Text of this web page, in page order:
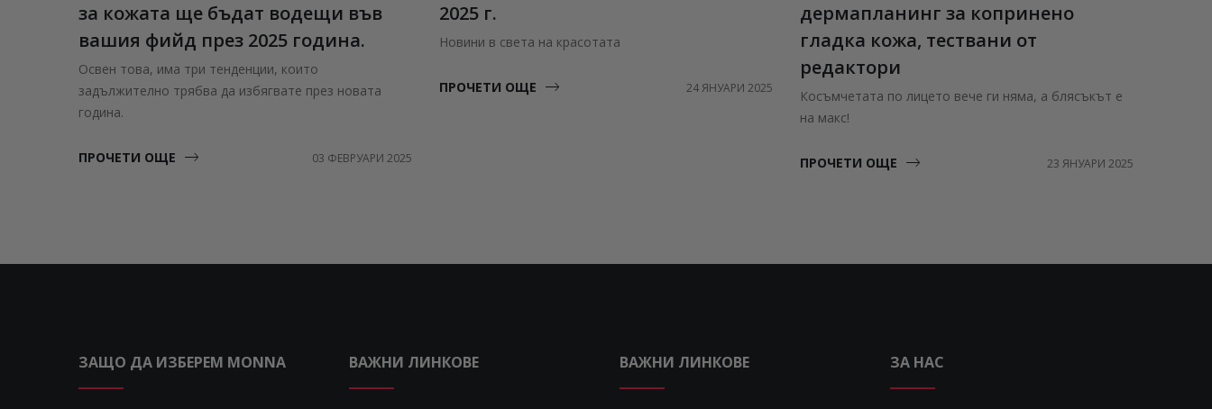
за кожата ще бъдат водещи във
вашия фийд през 2025 година.
Освен това, има три тенденции, които
задължително трябва да избягвате през новата
година.
ПРОЧЕТИ ОЩЕ 03 ФЕВРУАРИ 2025
2025 г.
Новини в света на красотата
ПРОЧЕТИ ОЩЕ 24 ЯНУАРИ 2025
дермапланинг за копринено
гладка кожа, тествани от
редактори
Косъмчетата по лицето вече ги няма, а блясъкът е
на макс!
ПРОЧЕТИ ОЩЕ 23 ЯНУАРИ 2025
ЗАЩО ДА ИЗБЕРЕМ MONNA ВАЖНИ ЛИНКОВЕ ВАЖНИ ЛИНКОВЕ ЗА НАС